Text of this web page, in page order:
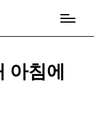
아침에